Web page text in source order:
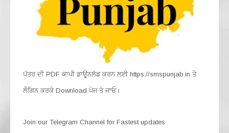
ਪੱਤਰ ਦੀ PDF ਕਾਪੀ ਡਾਊਨਲੋਡ ਕਰਨ ਲਈ https://smspunjab.in ਤੇ
ਲੌਗਿਨ ਕਰਕੇ Download ਪੇਜ ਤੇ ਜਾਓ।
Join our Telegram Channel for Fastest updates